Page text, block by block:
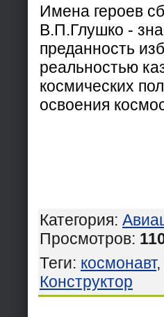
Имена героев
В.П.Глушко -
преданность
реальностью
космических
освоения
Категория:
Просмотров:
Теги: космонавт,
Конструктор